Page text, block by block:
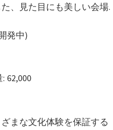
、見た目にも美しい会場.
発中)
62,000
まな文化体験を保証する